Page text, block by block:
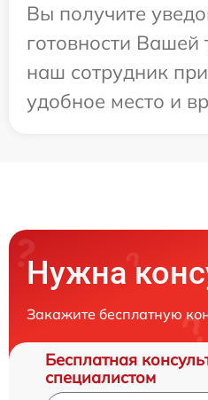
Вы получите
готовности Вашей
наш сотрудник
удобное место и
Нужна
Закажите бесплатную
Бесплатная
специалистом